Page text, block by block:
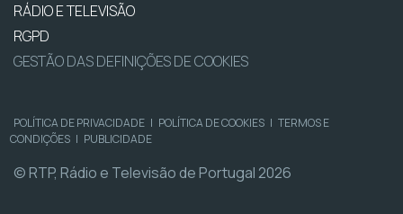
RÁDIO E TELEVISÃO
RGPD
GESTÃO DAS DEFINIÇÕES DE COOKIES
POLÍTICA DE PRIVACIDADE | POLÍTICA DE COOKIES | TERMOS E
CONDIÇÕES | PUBLICIDADE
© RTP, Rádio e Televisão de Portugal 2026